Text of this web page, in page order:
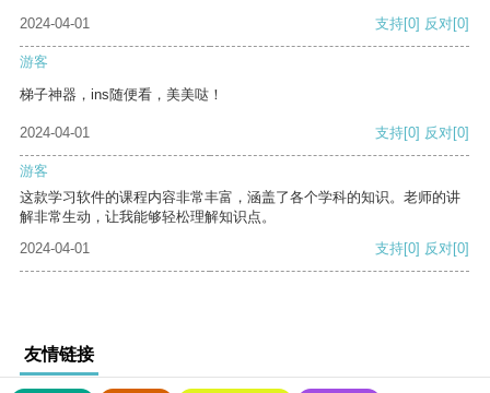
2024-04-01 支持[0] 反对[0]
游客
梯子神器，ins随便看，美美哒！
2024-04-01 支持[0] 反对[0]
游客
这款学习软件的课程内容非常丰富，涵盖了各个学科的知识。老师的讲
解非常生动，让我能够轻松理解知识点。
2024-04-01
支持[0] 反对[0]
友情链接